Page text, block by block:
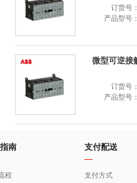
订货号
产品型号
微型可逆接
订货号
产品型号
南
程
支付配送
支付方式